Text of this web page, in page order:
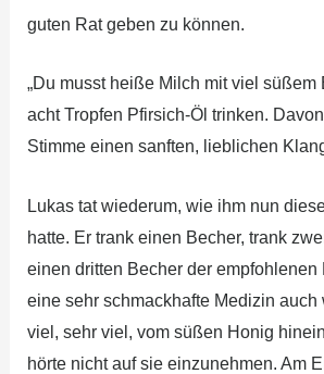
guten Rat geben zu können.
„Du musst heiße Milch mit viel süßem
acht Tropfen Pfirsich-Öl trinken.
Stimme einen sanften, lieblichen
Lukas tat wiederum, wie ihm nun
hatte. Er trank einen Becher, trank
einen dritten Becher der empfohlenen
eine sehr schmackhafte Medizin auch
viel, sehr viel, vom süßen Honig
hörte nicht auf sie einzunehmen. Am